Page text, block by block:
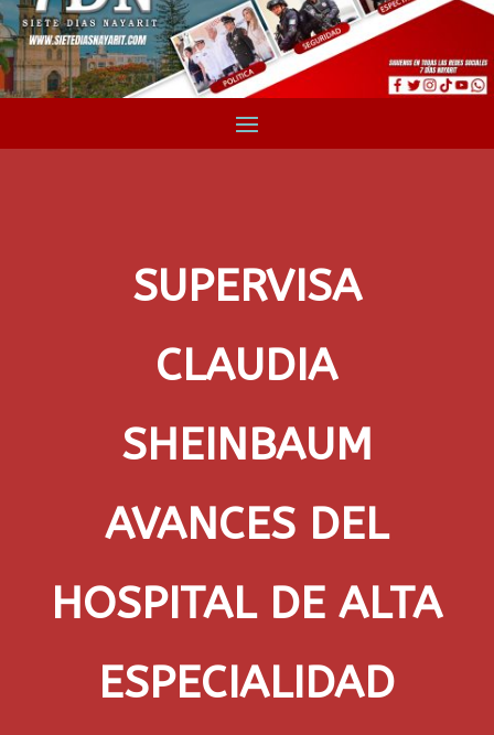
SUPERVISA
CLAUDIA
SHEINBAUM
AVANCES DEL
HOSPITAL DE ALTA
ESPECIALIDAD